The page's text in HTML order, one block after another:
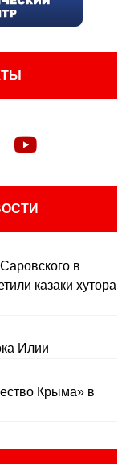
в
казаки хутора
Илии
Крыма» в